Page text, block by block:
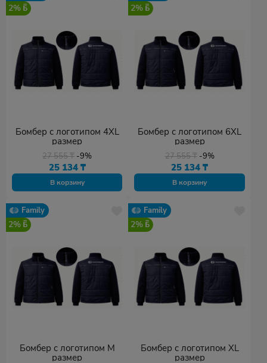
2%
Бомбер с логотипом 4XL
размер
27 555₸ -9%
25 134 ₸
В корзину
2%
Бомбер с логотипом 6XL
размер
27 555₸ -9%
25 134₸
В корзину
Family
2%
Бомбер с логотипом M
размер
Family
2%
Бомбер с логотипом XL
размер